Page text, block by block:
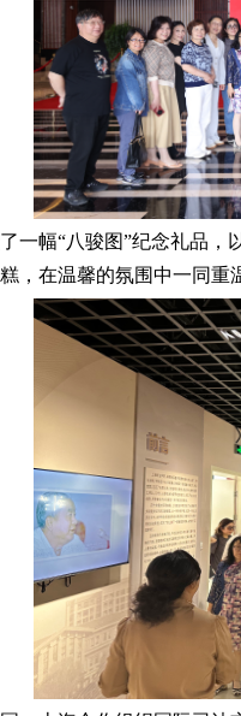
一幅“八骏图”纪念礼品
，在温馨的氛围中一同重